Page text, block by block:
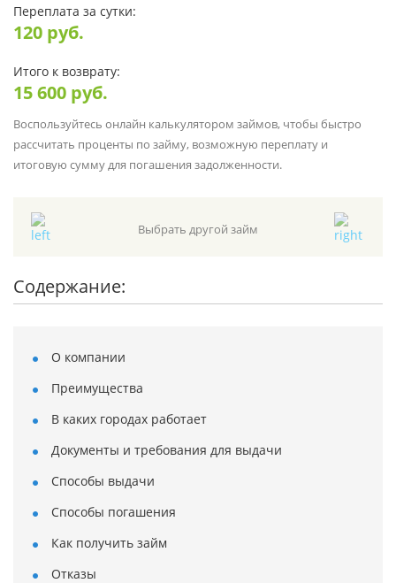
Переплата за сутки:
120 руб.
Итого к возврату:
15 600 руб.
Воспользуйтесь онлайн калькулятором займов, чтобы быстро
рассчитать проценты по займу, возможную переплату и
итоговую сумму для погашения задолженности.
Выбрать другой займ
Содержание:
О компании
Преимущества
В каких городах работает
Документы и требования для выдачи
Способы выдачи
Способы погашения
Как получить займ
Отказы